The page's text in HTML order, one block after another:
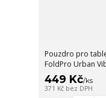
Pouzdro pro
FoldPro Urban
449 Kč/ks
371 Kč bez DPH